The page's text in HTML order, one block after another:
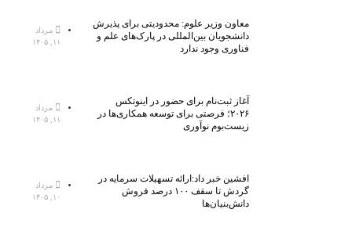
معاون وزیر علوم: محدودیتی برای پذیرش
دانشجویان بین‌المللی در پارک‌های علم و
فناوری وجود ندارد
مرداد
۱۱, ۱۴۰۵
آغاز ثبت‌نام برای حضور در اینوتکس
۲۰۲۶؛ فرصتی برای توسعه همکاری‌ها در
زیست‌بوم نوآوری
مرداد
۱۱, ۱۴۰۵
افشین خبر داد:ارائه تسهیلات سرمایه در
گردش تا سقف ۱۰۰ درصد فروش
دانش‌بنیان‌ها
مرداد
۱۰, ۱۴۰۵